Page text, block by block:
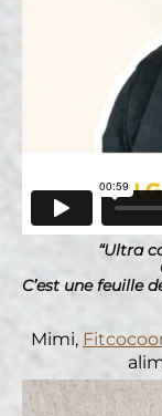
“Ultra
C’est une feuille
Mimi,